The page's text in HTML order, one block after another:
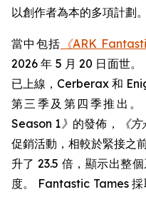
以創作者為本的多項計劃。
當中包括 《ARK
2026 年 5 月 20 日面世
已上線，Cerberax 和
第三季及第四季推出。
Season 1》 的發佈， 《
促銷活動，相較於緊接之
升了 23.5 倍，顯示出整
度。 Fantastic Tames